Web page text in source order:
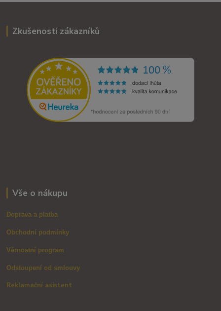
Zkušenosti zákazníků
Vše o nákupu
Doprava a platba
Obchodní podmínky
Věrnostní program
Odstoupení od smlouvy
Reklamační asistent